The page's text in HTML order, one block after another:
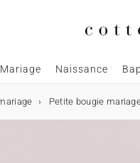
Mariage Naissance
Petite bougie